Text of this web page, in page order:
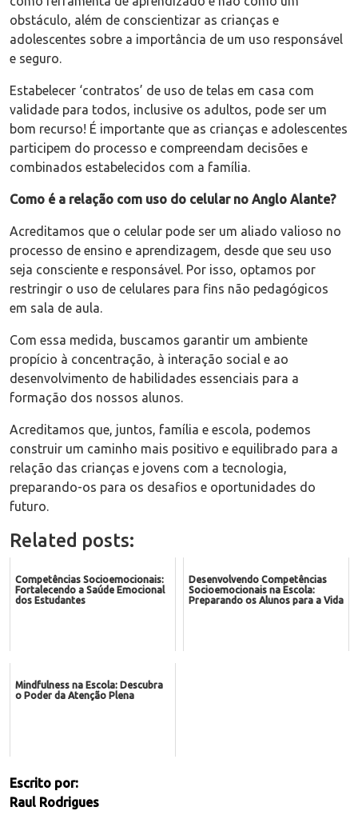
obstáculo, além de conscientizar as crianças e
adolescentes sobre a importância de um uso responsável
e seguro.
Estabelecer ‘contratos’ de uso de telas em casa com
validade para todos, inclusive os adultos, pode ser um
bom recurso! É importante que as crianças e adolescentes
participem do processo e compreendam decisões e
combinados estabelecidos com a família.
Como é a relação com uso do celular no Anglo Alante?
Acreditamos que o celular pode ser um aliado valioso no
processo de ensino e aprendizagem, desde que seu uso
seja consciente e responsável. Por isso, optamos por
restringir o uso de celulares para fins não pedagógicos
em sala de aula.
Com essa medida, buscamos garantir um ambiente
propício à concentração, à interação social e ao
desenvolvimento de habilidades essenciais para a
formação dos nossos alunos.
Acreditamos que, juntos, família e escola, podemos
construir um caminho mais positivo e equilibrado para a
relação das crianças e jovens com a tecnologia,
preparando-os para os desafios e oportunidades do
futuro.
Related posts:
Competências Socioemocionais:
Fortalecendo a Saúde Emocional
dos Estudantes
Desenvolvendo Competências
Socioemocionais na Escola:
Preparando os Alunos para a Vida
Mindfulness na Escola: Descubra
o Poder da Atenção Plena
Escrito por:
Raul Rodrigues